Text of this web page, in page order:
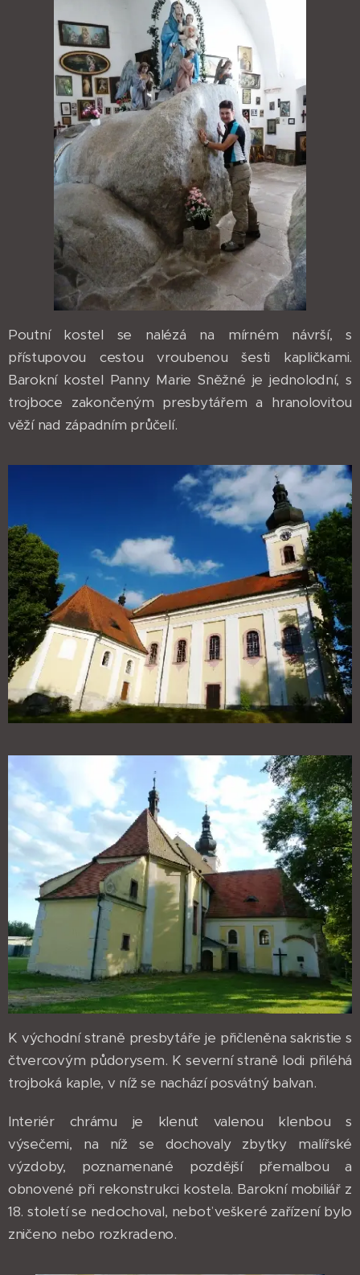
Poutní kostel se nalézá na mírném návrší, s
přístupovou cestou vroubenou šesti kapličkami.
Barokní kostel Panny Marie Sněžné je jednolodní, s
trojboce zakončeným presbytářem a hranolovitou
věží nad západním průčelí.
K východní straně presbytáře je přičleněna sakristie s
čtvercovým půdorysem. K severní straně lodi přiléhá
trojboká kaple, v níž se nachází posvátný balvan.
Interiér chrámu je klenut valenou klenbou s
výsečemi, na níž se dochovaly zbytky malířské
výzdoby, poznamenané pozdější přemalbou a
obnovené při rekonstrukci kostela. Barokní mobiliář z
18. století se nedochoval, neboť veškeré zařízení bylo
zničeno nebo rozkradeno.